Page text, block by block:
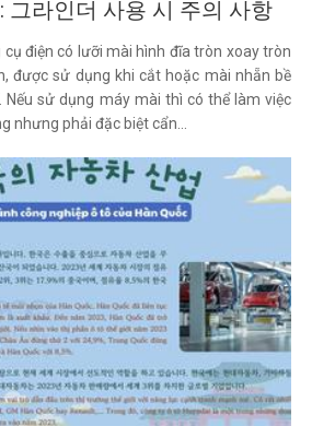
그라인더 사용 시 주의 사항
cụ điện có lưỡi mài hình đĩa tròn xoay tròn
được sử dụng khi cắt hoặc mài nhẵn bề
Nếu sử dụng máy mài thì có thể làm việc
nhưng phải đặc biệt cẩn...